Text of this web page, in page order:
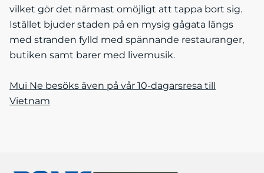
vilket gör det närmast omöjligt att tappa bort sig.
Istället bjuder staden på en mysig gågata längs
med stranden fylld med spännande restauranger,
butiken samt barer med livemusik.
Mui Ne besöks även på vår 10-dagarsresa till
Vietnam